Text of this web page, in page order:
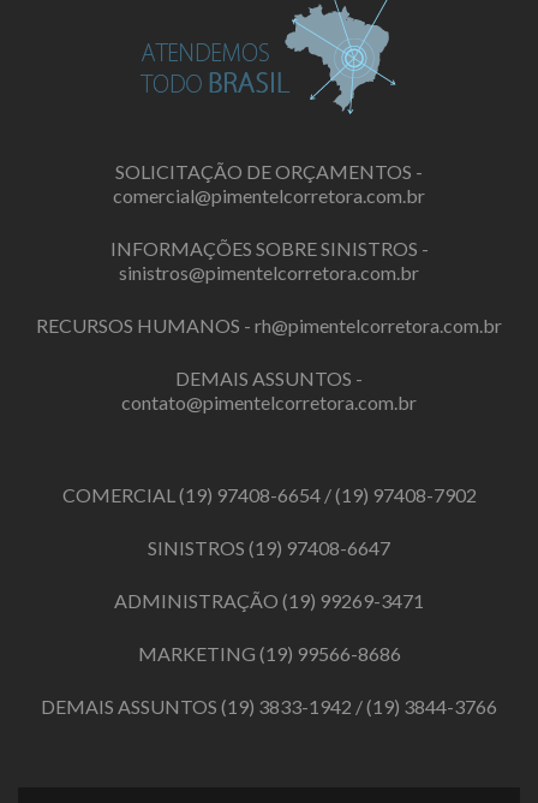
SOLICITAÇÃO DE ORÇAMENTOS -
comercial@pimentelcorretora.com.br
INFORMAÇÕES SOBRE SINISTROS -
sinistros@pimentelcorretora.com.br
RECURSOS HUMANOS - rh@pimentelcorretora.com.br
DEMAIS ASSUNTOS -
contato@pimentelcorretora.com.br
COMERCIAL(19) 97408-6654/(19) 97408-7902
SINISTROS (19) 97408-6647
ADMINISTRAÇÃO (19) 99269-3471
MARKETING (19) 99566-8686
DEMAIS ASSUNTOS (19) 3833-1942 /(19) 3844-3766